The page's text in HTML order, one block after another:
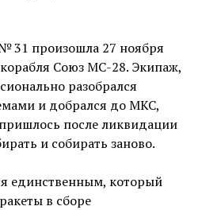
31 произошла 27 ноября
Союз МС-28. Экипаж,
разобрался
и добрался до МКС,
после ликвидации
и собирать заново.
единственным, который
в сборе